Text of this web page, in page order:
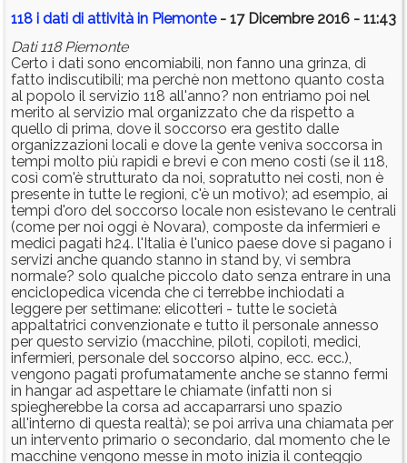
118 i dati di attività in Piemonte - 17 Dicembre 2016 - 11:43
Dati 118 Piemonte
Certo i dati sono encomiabili, non fanno una grinza, di
fatto indiscutibili; ma perchè non mettono quanto costa
al popolo il servizio 118 all'anno? non entriamo poi nel
merito al servizio mal organizzato che da rispetto a
quello di prima, dove il soccorso era gestito dalle
organizzazioni locali e dove la gente veniva soccorsa in
tempi molto più rapidi e brevi e con meno costi (se il 118,
così com'è strutturato da noi, sopratutto nei costi, non è
presente in tutte le regioni, c'è un motivo); ad esempio, ai
tempi d'oro del soccorso locale non esistevano le centrali
(come per noi oggi è Novara), composte da infermieri e
medici pagati h24. l'Italia è l'unico paese dove si pagano i
servizi anche quando stanno in stand by, vi sembra
normale? solo qualche piccolo dato senza entrare in una
enciclopedica vicenda che ci terrebbe inchiodati a
leggere per settimane: elicotteri - tutte le società
appaltatrici convenzionate e tutto il personale annesso
per questo servizio (macchine, piloti, copiloti, medici,
infermieri, personale del soccorso alpino, ecc. ecc.),
vengono pagati profumatamente anche se stanno fermi
in hangar ad aspettare le chiamate (infatti non si
spiegherebbe la corsa ad accaparrarsi uno spazio
all'interno di questa realtà); se poi arriva una chiamata per
un intervento primario o secondario, dal momento che le
macchine vengono messe in moto inizia il conteggio